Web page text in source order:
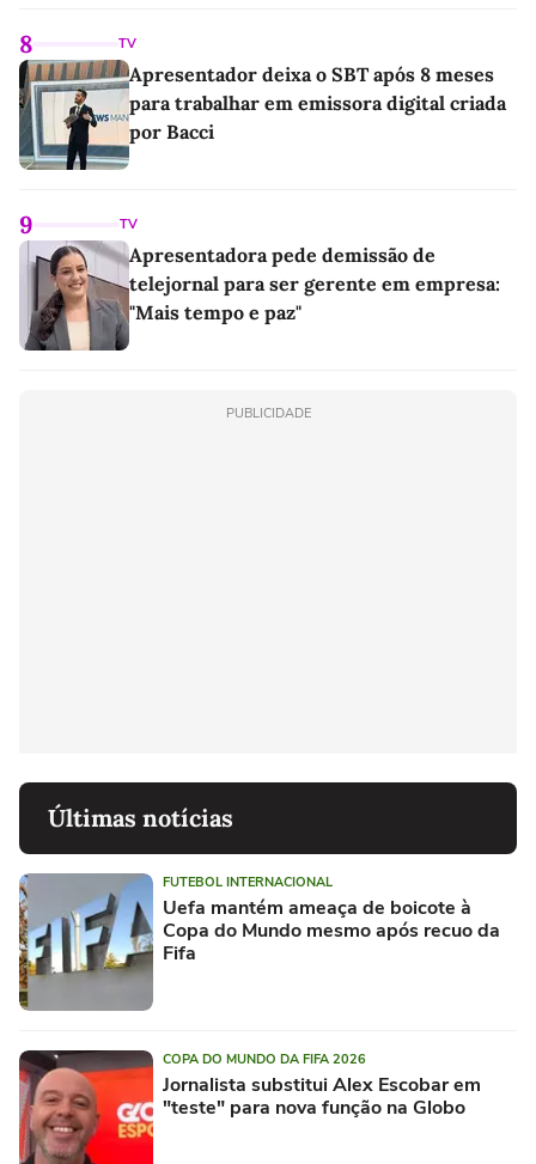
8 TV
Apresentador deixa o SBT após 8 meses
para trabalhar em emissora digital criada
por Bacci
9 TV
Apresentadora pede demissão de
telejornal para ser gerente em empresa:
"Mais tempo e paz"
PUBLICIDADE
Últimas notícias
FUTEBOL INTERNACIONAL
Uefa mantém ameaça de boicote à
Copa do Mundo mesmo após recuo da
Fifa
COPA DO MUNDO DA FIFA 2026
Jornalista substitui Alex Escobar em
"teste" para nova função na Globo